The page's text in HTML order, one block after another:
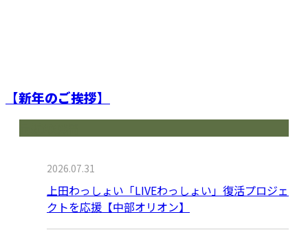
【新年のご挨拶】
2026.07.31
上田わっしょい「LIVEわっしょい」復活プロジェ
クトを応援【中部オリオン】